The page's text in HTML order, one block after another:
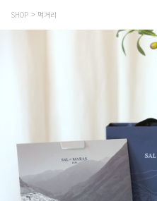
SHOP 먹거리